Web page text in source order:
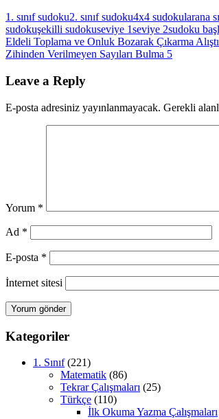
1. sınıf sudoku2. sınıf sudoku4x4 sudokularana
sudokuşekilli sudokuseviye 1seviye 2sudoku
Yazı
gezinmesi
Previous
Post:
Eldeli Toplama ve Onluk Bozarak Çıkarma
Next
Zihinden Verilmeyen Sayıları Bulma 5
Leave a Reply
E-posta adresiniz yayınlanmayacak. Gerekli
Yorum *
Ad *
E-posta *
İnternet sitesi
Kategoriler
1. Sınıf(221)
Matematik (86)
Tekrar Çalışmaları (25)
Türkçe (110)
İlk Okuma Yazma Çalışmaları